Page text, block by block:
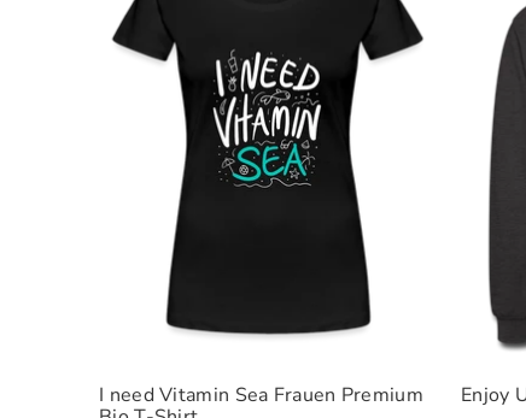
I need Vitamin Sea Frauen Premium
Enjoy